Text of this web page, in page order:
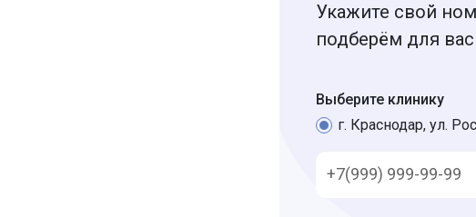
Укажите свой
подберём для
Выберите клинику
г. Краснодар, ул.